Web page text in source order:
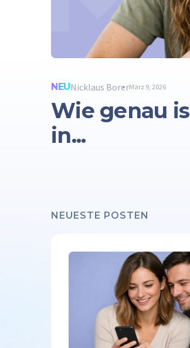
NEUNicklaus BorerMärz 9, 2026
Wie genau
in...
NEUESTE POSTEN